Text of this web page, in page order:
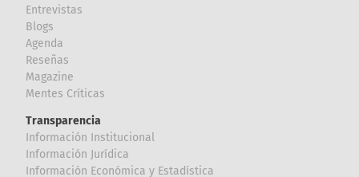
Entrevistas
Blogs
Agenda
Reseñas
Magazine
Mentes Críticas
Transparencia
Información Institucional
Información Jurídica
Información Económica y Estadística